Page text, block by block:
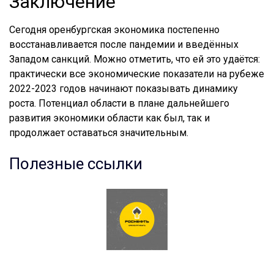
Сегодня оренбургская экономика постепенно
восстанавливается после пандемии и введённых
Западом санкций. Можно отметить, что ей это удаётся:
практически все экономические показатели на рубеже
2022-2023 годов начинают показывать динамику
роста. Потенциал области в плане дальнейшего
развития экономики области как был, так и
продолжает оставаться значительным.
Полезные ссылки